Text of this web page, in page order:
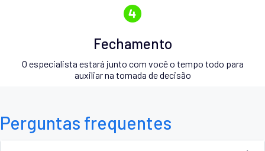
Fechamento
O especialista estará junto com você o tempo todo para
auxiliar na tomada de decisão
Perguntas frequentes